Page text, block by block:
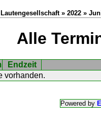
» 2022 »
Alle
Endzeit
vorhanden.
Powered by